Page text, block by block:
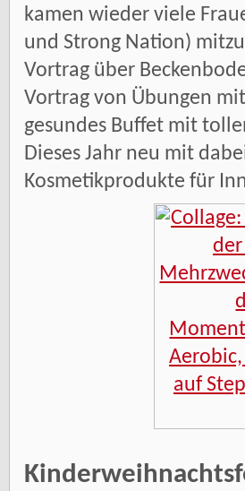
kamen wieder viele
und Strong Nation)
Vortrag über
Vortrag von Übungen
gesundes Buffet mit
Dieses Jahr neu mit
Kosmetikprodukte für